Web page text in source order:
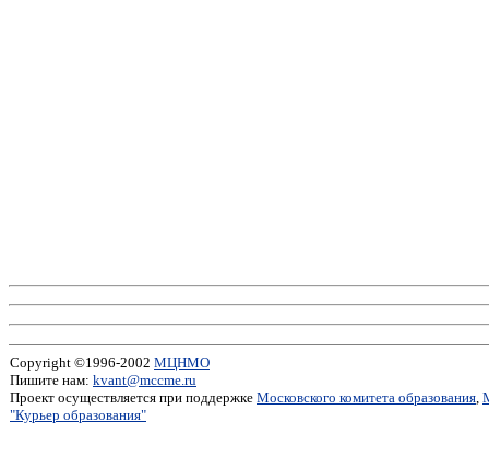
Copyright ©1996-2002 МЦНМО
Пишите нам: kvant@mccme.ru
Проект осуществляется при поддержке Московского комитета образования,
"Курьер образования"